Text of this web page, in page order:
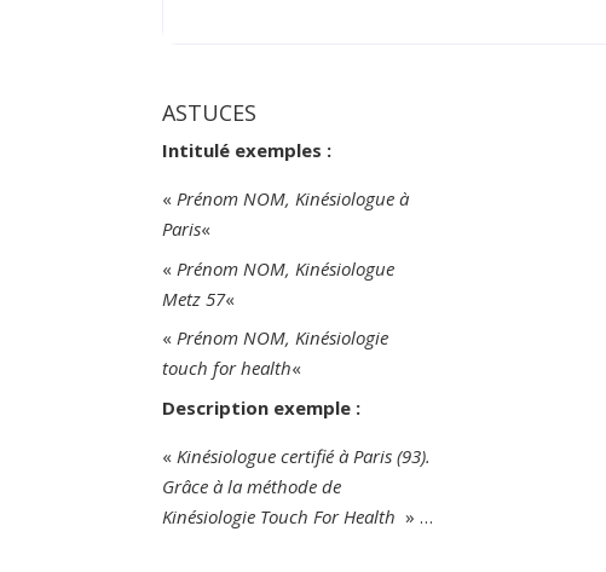
ASTUCES
Intitulé exemples :
«Prénom NOM, Kinésiologue à
Paris«
« Prénom NOM, Kinésiologue
Metz 57«
«Prénom NOM, Kinésiologie
touch for health«
Description exemple :
« Kinésiologue certifié à Paris (93).
Grâce à la méthode de
Kinésiologie Touch For Health » …